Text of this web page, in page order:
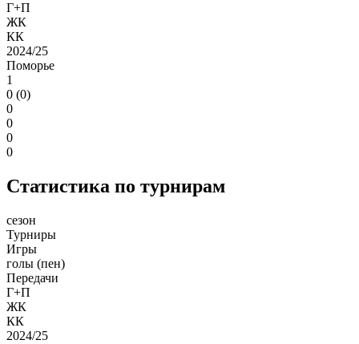
Г+П
ЖК
КК
2024/25
Поморье
1
0 (0)
0
0
0
0
Статистика по турнирам
сезон
Турниры
Игры
голы (пен)
Передачи
Г+П
ЖК
КК
2024/25